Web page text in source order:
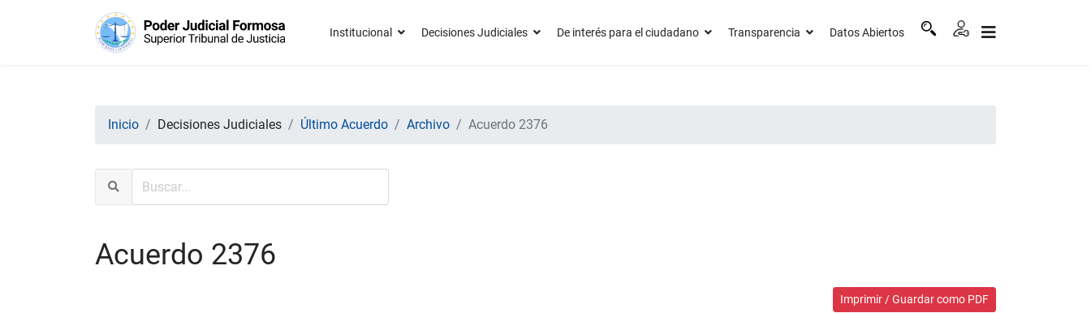
Institucional Decisiones Judiciales De interés para el ciudadano Transparencia Datos Abiertos
Inicio Decisiones Judiciales Último Acuerdo Archivo Acuerdo 2376
Acuerdo 2376
Imprimir / Guardar como PDF